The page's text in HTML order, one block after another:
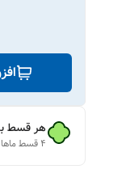
هر قسط
۴ قسط ماهانه. بدون سود، چک و ضامن.